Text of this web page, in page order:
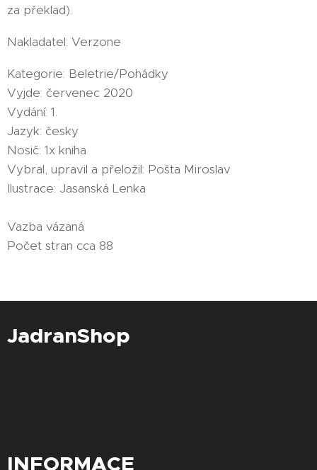
za překlad).
Nakladatel: Verzone
Kategorie: Beletrie/Pohádky
Vyjde: červenec 2020
Vydání: 1.
Jazyk: česky
Nosič: 1x kniha
Vybral, upravil a přeložil: Pošta Miroslav
Ilustrace: Jasanská Lenka
Vazba vázaná
Počet stran cca 88
JadranShop
INFORMACE